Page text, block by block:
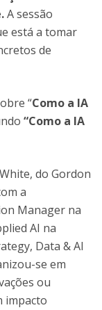
A sessão
está a tomar
de
“Como a IA
“Como a IA
do Gordon
a
Manager na
AI na
Data & AI
se em
ou
impacto